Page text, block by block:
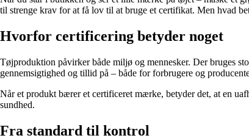
til strenge krav for at få lov til at bruge et certifikat. Men hvad
Hvorfor certificering betyder noget
Tøjproduktion påvirker både miljø og mennesker. Der bruges
gennemsigtighed og tillid på – både for forbrugere og
Når et produkt bærer et certificeret mærke, betyder det, at en
sundhed.
Fra standard til kontrol